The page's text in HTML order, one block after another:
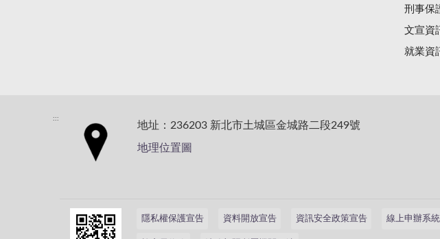
刑事保
文宣資
就業資
:::
地址：236203 新北市土城區金城路二段249號
地理位置圖
隱私權保護宣告 資料開放宣告 資訊安全政策宣告 線上申辦系統